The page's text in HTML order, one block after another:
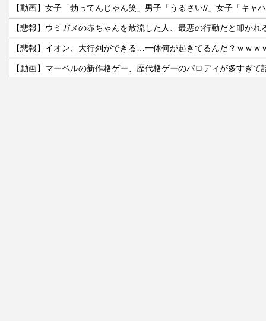
【悲報】ウミガメの赤ちゃんを放流した人、最悪の行動だと叩かれ
【悲報】イオン、大行列ができる…一体何が起きてるんだ？ｗｗｗ
【動画】マーベルの新作格ゲー、歴代格ゲーのパロディが多すぎて